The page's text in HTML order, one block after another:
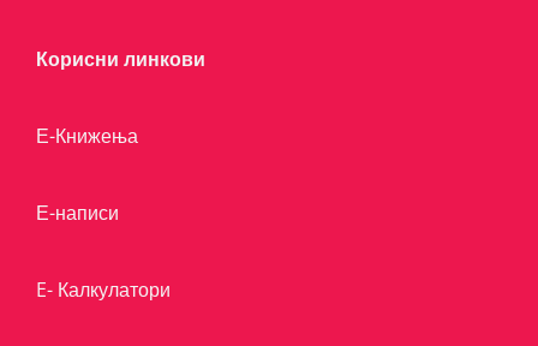
Корисни линкови
Е-Книжења
Е-написи
E- Калкулатори